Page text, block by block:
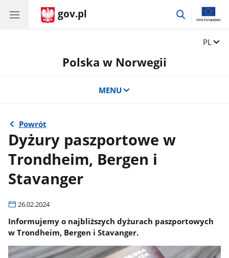
gov.pl
przejdź
Zmień
PL
Polska w Norwegii
MENU
Powrót
Dyżury paszportowe w
Trondheim, Bergen i
Stavanger
26.02.2024
Informujemy o najbliższych dyżurach paszportowych
w Trondheim, Bergen i Stavanger.